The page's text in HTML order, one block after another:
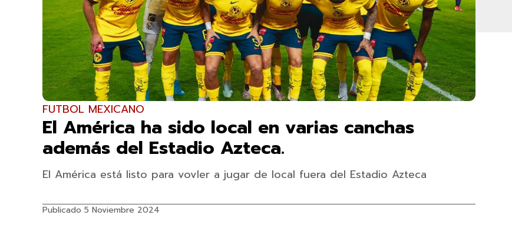
FUTBOL MEXICANO
El América ha sido local en varias canchas
además del Estadio Azteca.
El América está listo para vovler a jugar de local fuera del Estadio Azteca
Publicado 5 Noviembre 2024